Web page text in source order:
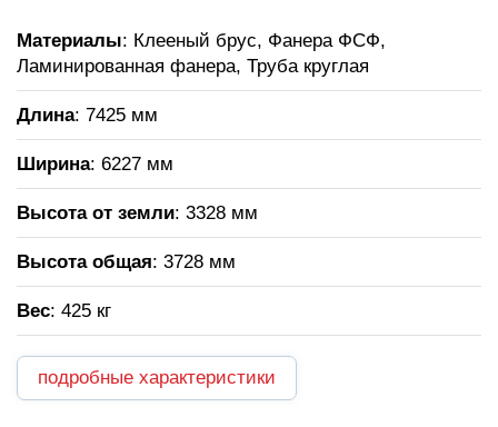
Материалы: Клееный брус, Фанера ФСФ,
Ламинированная фанера, Труба круглая
Длина: 7425 мм
Ширина: 6227 мм
Высота от земли: 3328 мм
Высота общая: 3728 мм
Вес: 425 кг
подробные характеристики